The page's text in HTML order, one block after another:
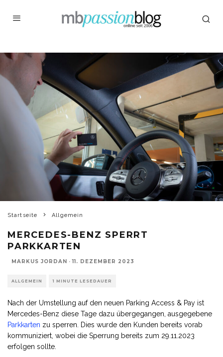
Startseite Allgemein
MERCEDES-BENZ SPERRT
PARKKARTEN
MARKUS JORDAN · 11. DEZEMBER 2023
ALLGEMEIN 1 MINUTE LESEDAUER
Nach der Umstellung auf den neuen Parking Access & Pay ist
Mercedes-Benz diese Tage dazu übergegangen, ausgegebene
Parkkarten zu sperren. Dies wurde den Kunden bereits vorab
kommuniziert, wobei die Sperrung bereits zum 29.11.2023
erfolgen sollte.